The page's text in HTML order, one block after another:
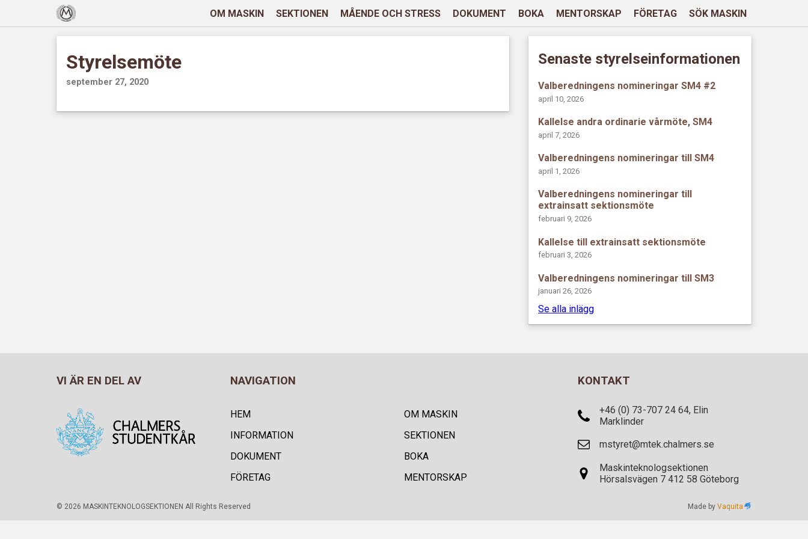
OM MASKIN SEKTIONEN MÅENDE OCH STRESS DOKUMENT BOKA MENTORSKAP FÖRETAG SÖK MASKIN
Styrelsemöte
september 27, 2020
Senaste styrelseinformationen
Valberedningens nomineringar SM4 #2
april 10, 2026
Kallelse andra ordinarie vårmöte, SM4
april 7, 2026
Valberedningens nomineringar till SM4
april 1, 2026
Valberedningens nomineringar till
extrainsatt sektionsmöte
februari 9, 2026
Kallelse till extrainsatt sektionsmöte
februari 3, 2026
Valberedningens nomineringar till SM3
januari 26, 2026
Se alla inlägg
VI ÄR EN DEL AV NAVIGATION
HEM
OM MASKIN
INFORMATION
SEKTIONEN
DOKUMENT
BOKA
FÖRETAG
MENTORSKAP
KONTAKT
+46 (0) 73-707 24 64, Elin
Marklinder
mstyret@mtek.chalmers.se
Maskinteknologsektionen
Hörsalsvägen 7 412 58 Göteborg
© 2026 MASKINTEKNOLOGSEKTIONEN All Rights Reserved Made byVaquita